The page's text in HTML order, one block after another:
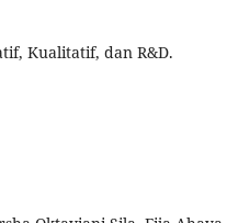
Kualitatif, dan R&D.